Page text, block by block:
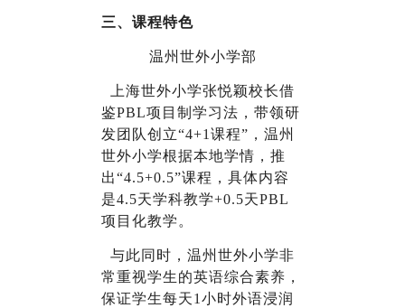
三、课程特色
温州世外小学部
上海世外小学张悦颖校长借
鉴PBL项目制学习法，带领研
发团队创立“4+1课程”，温州
世外小学根据本地学情，推
出“4.5+0.5”课程，具体内容
是4.5天学科教学+0.5天PBL
项目化教学。
与此同时，温州世外小学非
常重视学生的英语综合素养，
保证学生每天1小时外语浸润